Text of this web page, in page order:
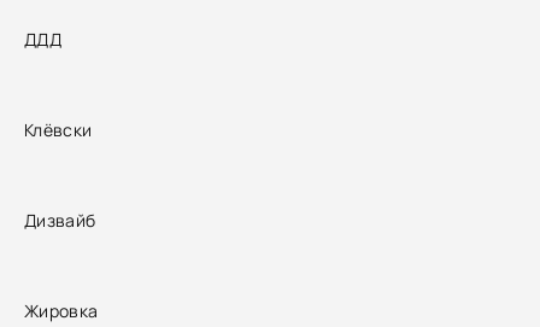
ДДД
Клёвски
Дизвайб
Жировка